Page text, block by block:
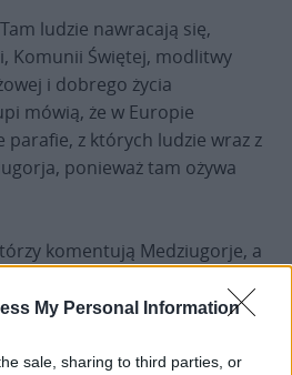
My Personal Information
sale, sharing to third parties, or
ludzie nawracają się,
Komunii Świętej, modlitwy
i dobrego życia
mówią, że w Europie
z których ludzie wraz z
ponieważ tam ożywa
komentują Medziugorje, a
Nie mamy prawa mówić o
ten zrozumie, że rzeczywiście